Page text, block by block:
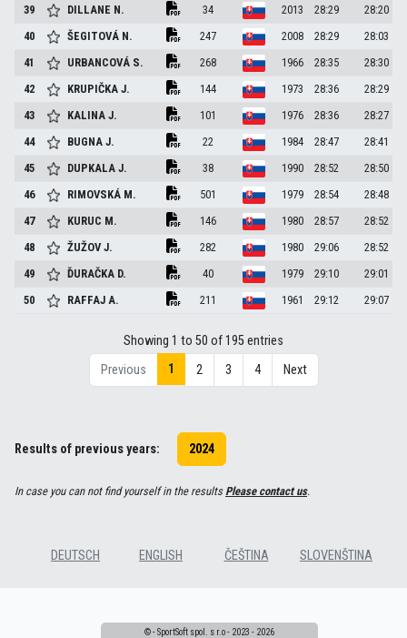
39
DILLANE N. 34 2013 28:29
28:20
40
ŠEGITOVÁ N. 247 2008 28:29
28:03
41
URBANCOVÁ S. 268 1966 28:35
28:30
42
KRUPIČKAJ. 144 1973 28:36
28:29
43
KALINAJ. 101 1976 28:36
28:27
44
BUGNAJ. 22 1984 28:47
28:41
45
DUPKALAJ. 38 1990 28:52
28:50
46
RIMOVSKÁ M. 501 1979 28:54
28:48
47
KURUC M. 146 1980 28:57
28:52
48
ŽUŽOVJ. 282 1980 29:06
28:52
49
ĎURAČKA D. 40 1979 29:10
29:01
50
RAFFAJA. 211 1961 29:12 29:07
Showing 1 to 50 of 195 entries
Previous
1 2 3 4 Next
Results of previous years: 2024
In case you can not find yourself in the resultsPlease contact us.
DEUTSCH ENGLISH ČEŠTINA SLOVENŠTINA
© - SportSoft spol. s r.o - 2023 - 2026